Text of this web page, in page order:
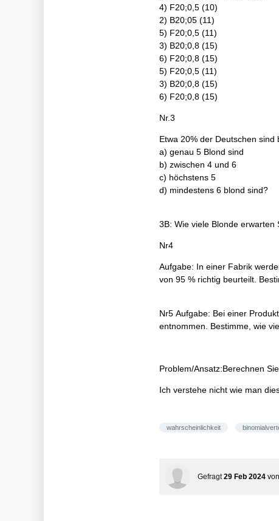
4) F20;0,5 (10)
2) B20;05 (11)
5) F20;0,5 (11)
3) B20;0,8 (15)
6) F20;0,8 (15)
5) F20;0,5 (11)
3) B20;0,8 (15)
6) F20;0,8 (15)
Nr.3
Etwa 20% der Deutschen
a) genau 5 Blond sind
b) zwischen 4 und 6
c) höchstens 5
d) mindestens 6 blond sind?
3B: Wie viele Blonde
Nr4
Aufgabe: In einer Fabrik
von 95 % richtig beurteilt.
Nr5 Aufgabe: Bei einer
entnommen. Bestimme, wie
Problem/Ansatz:Berechnen
Ich verstehe nicht wie man
wahrscheinlichkeit
Gefragt 29 Feb 2024 von